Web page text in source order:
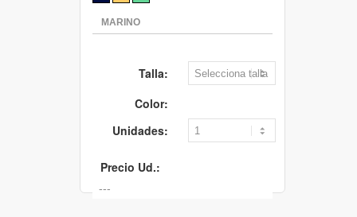
Talla:
Color:
Unidades:
Precio Ud.: